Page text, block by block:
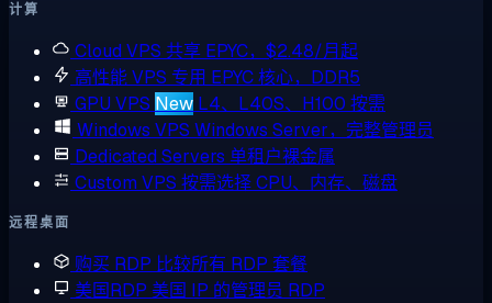
计算
Cloud VPS 共享 EPYC，$2.48/月起
高性能 VPS 专用 EPYC 核心，DDR5
GPU VPS New L4、L40S、H100 按需
Windows VPS Windows Server，完整管理员
Dedicated Servers 单租户裸金属
Custom VPS 按需选择 CPU、内存、磁盘
远程桌面
购买 RDP 比较所有 RDP 套餐
美国RDP 美国 IP 的管理员 RDP